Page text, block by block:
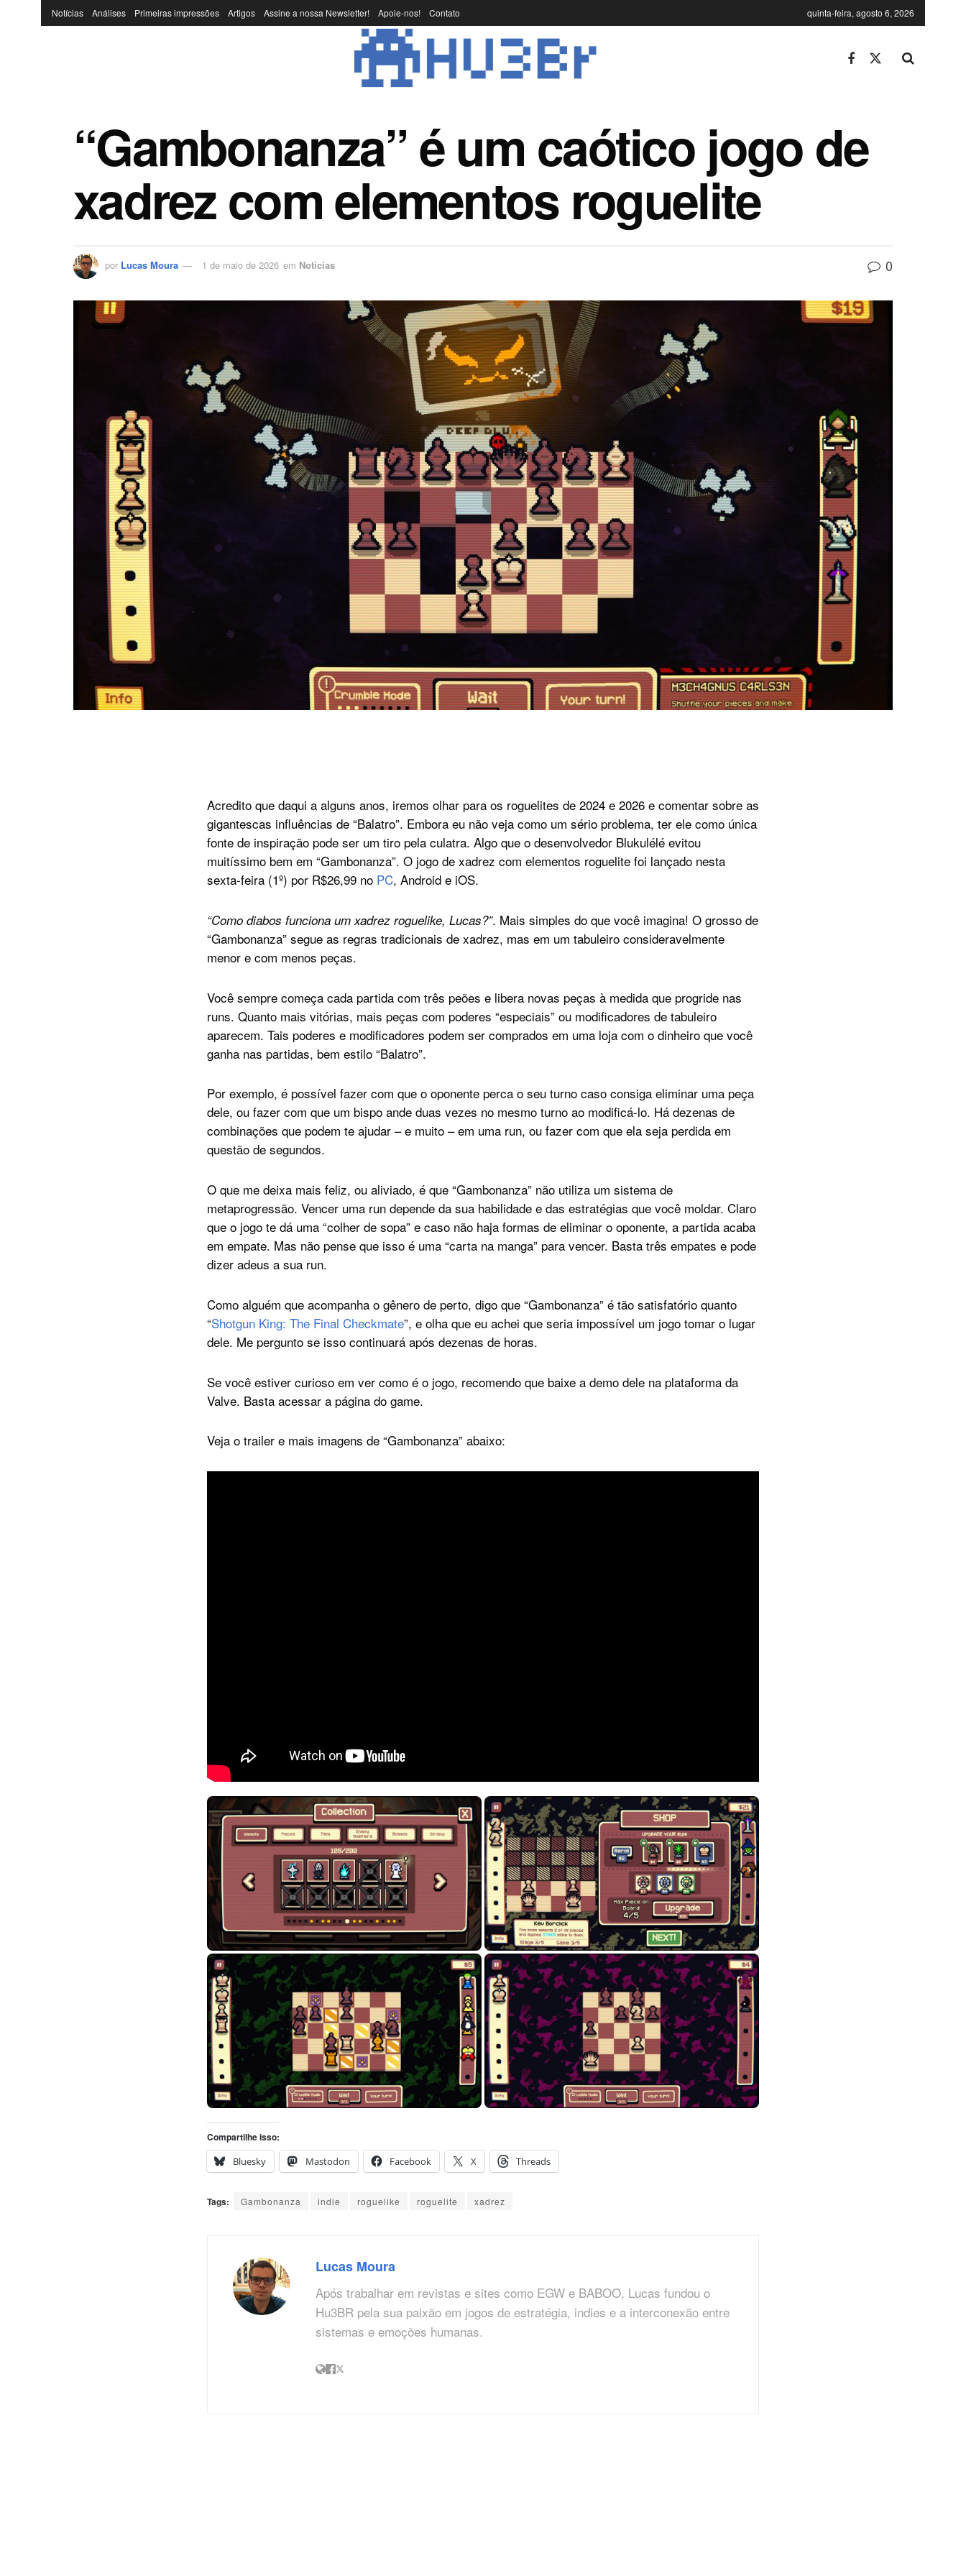
Notícias Análises Primeiras impressões Artigos Assine a nossa Newsletter! Apoie-nos! Contato quinta-feira, agosto 6, 2026
“Gambonanza” é um caótico jogo de
xadrez com elementos roguelite
por Lucas Moura 1 de maio de 2026 em Notícias 0
Acredito que daqui a alguns anos, iremos olhar para os roguelites de 2024 e 2026 e comentar sobre as
gigantescas influências de “Balatro”. Embora eu não veja como um sério problema, ter ele como única
fonte de inspiração pode ser um tiro pela culatra. Algo que o desenvolvedor Blukulélé evitou
muitíssimo bem em “Gambonanza”. O jogo de xadrez com elementos roguelite foi lançado nesta
sexta-feira (1º) por R$26,99 no PC, Android e iOS.
“Como diabos funciona um xadrez roguelike, Lucas?”. Mais simples do que você imagina! O grosso de
“Gambonanza” segue as regras tradicionais de xadrez, mas em um tabuleiro consideravelmente
menor e com menos peças.
Você sempre começa cada partida com três peões e libera novas peças à medida que progride nas
runs. Quanto mais vitórias, mais peças com poderes “especiais” ou modificadores de tabuleiro
aparecem. Tais poderes e modificadores podem ser comprados em uma loja com o dinheiro que você
ganha nas partidas, bem estilo “Balatro”.
Por exemplo, é possível fazer com que o oponente perca o seu turno caso consiga eliminar uma peça
dele, ou fazer com que um bispo ande duas vezes no mesmo turno ao modificá-lo. Há dezenas de
combinações que podem te ajudar – e muito – em uma run, ou fazer com que ela seja perdida em
questão de segundos.
O que me deixa mais feliz, ou aliviado, é que “Gambonanza” não utiliza um sistema de
metaprogressão. Vencer uma run depende da sua habilidade e das estratégias que você moldar. Claro
que o jogo te dá uma “colher de sopa” e caso não haja formas de eliminar o oponente, a partida acaba
em empate. Mas não pense que isso é uma “carta na manga” para vencer. Basta três empates e pode
dizer adeus a sua run.
Como alguém que acompanha o gênero de perto, digo que “Gambonanza” é tão satisfatório quanto
“Shotgun King: The Final Checkmate”, e olha que eu achei que seria impossível um jogo tomar o lugar
dele. Me pergunto se isso continuará após dezenas de horas.
Se você estiver curioso em ver como é o jogo, recomendo que baixe a demo dele na plataforma da
Valve. Basta acessar a página do game.
Veja o trailer e mais imagens de “Gambonanza” abaixo:
Compartilhe isso:
Bluesky
Mastodon Facebook X Threads
Tags: Gambonanza indie roguelike roguelite xadrez
Lucas Moura
Após trabalhar em revistas e sites como EGW e BABOO, Lucas fundou o
Hu3BR pela sua paixão em jogos de estratégia, indies e a interconexão entre
sistemas e emoções humanas.